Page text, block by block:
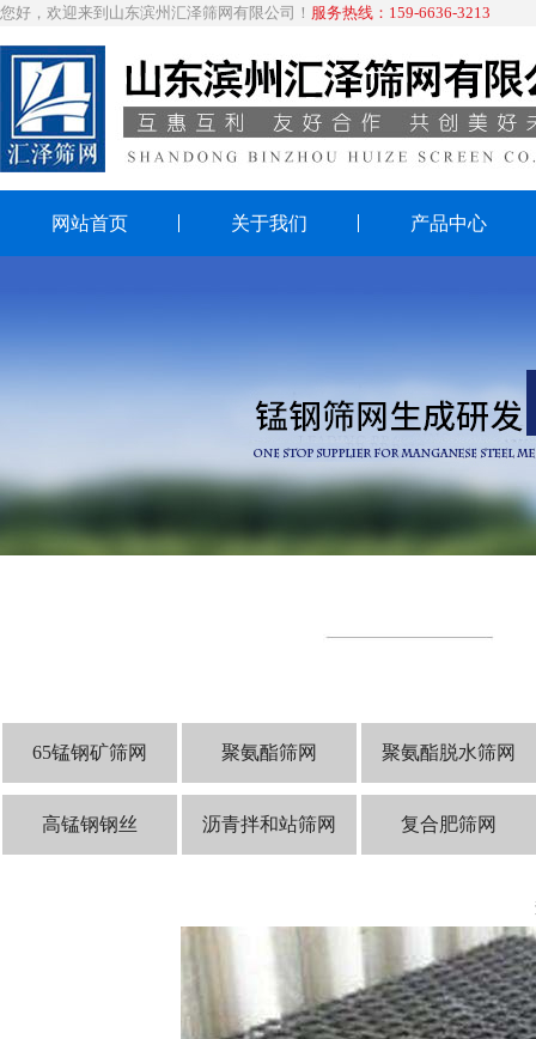
您好，欢迎来到山东滨州汇泽筛网有限公司！ 服务热线：159-6636-3213
网站首页 关于我们 产品中心
65锰钢矿筛网 聚氨酯筛网 聚氨酯脱水筛网
高锰钢钢丝 沥青拌和站筛网 复合肥筛网